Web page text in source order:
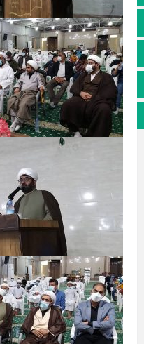
آپارات
اینستاگرام
پخش زنده
اپلیکیشن بیرق